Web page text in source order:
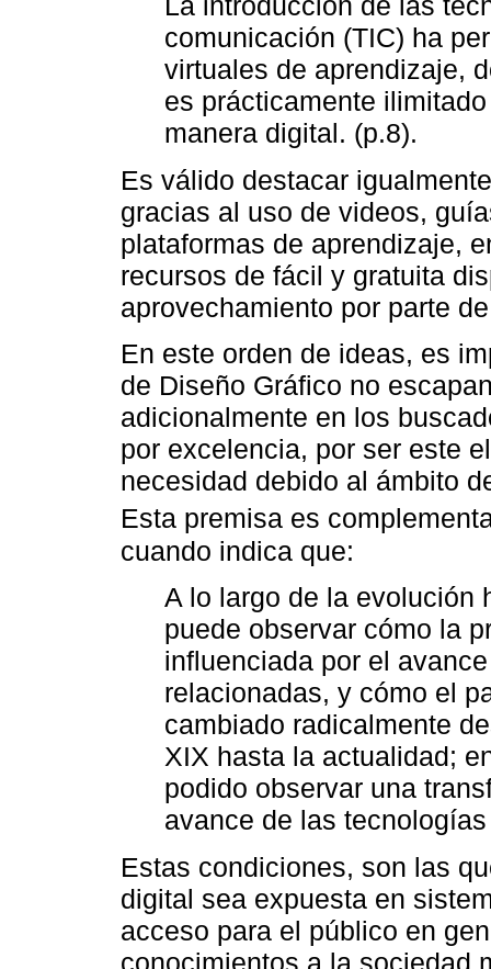
comunicación (TIC) ha
virtuales de aprendizaje,
es prácticamente
manera digital. (p.8).
Es válido destacar
gracias al uso de videos,
plataformas de aprendizaje,
recursos de fácil y gratuita
aprovechamiento por parte
En este orden de ideas, es
de Diseño Gráfico no
adicionalmente en los
por excelencia, por ser este
necesidad debido al ámbito
Esta premisa es
cuando indica que:
A lo largo de la evolución
puede observar cómo la
influenciada por el
relacionadas, y cómo el
cambiado radicalmente
XIX hasta la actualidad;
podido observar una
avance de las
Estas condiciones, son las
digital sea expuesta en
acceso para el público en
conocimientos a la sociedad